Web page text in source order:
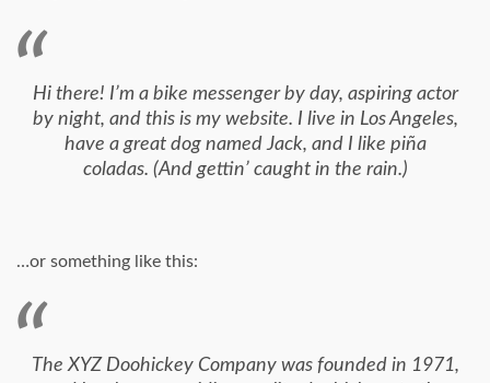
Hi there! I’m a bike messenger by day, aspiring actor
by night, and this is my website. I live in Los Angeles,
have a great dog named Jack, and I like piña
coladas. (And gettin’ caught in the rain.)
…or something like this:
The XYZ Doohickey Company was founded in 1971,